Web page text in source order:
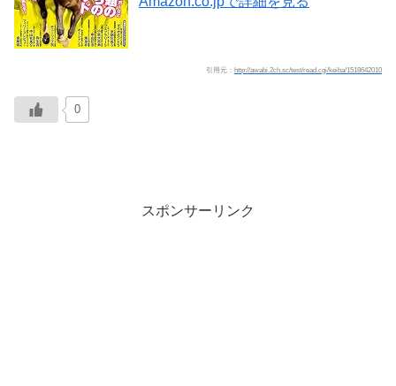
引用元： http://awabi.2ch.sc/test/read.cgi/keiba/1518642010
0
スポンサーリンク